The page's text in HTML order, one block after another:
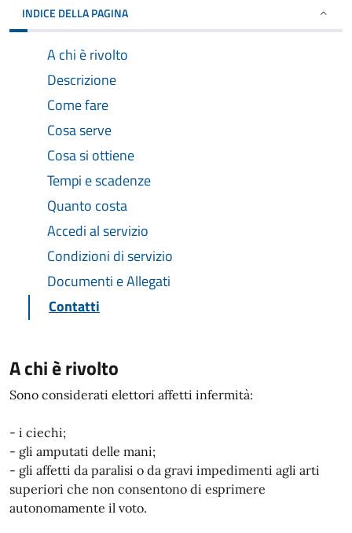
INDICE DELLA PAGINA
A chi è rivolto
Descrizione
Come fare
Cosa serve
Cosa si ottiene
Tempi e scadenze
Quanto costa
Accedi al servizio
Condizioni di servizio
Documenti e Allegati
Contatti
A chi è rivolto
Sono considerati elettori affetti infermità:
- i ciechi;
- gli amputati delle mani;
- gli affetti da paralisi o da gravi impedimenti agli arti
superiori che non consentono di esprimere
autonomamente il voto.